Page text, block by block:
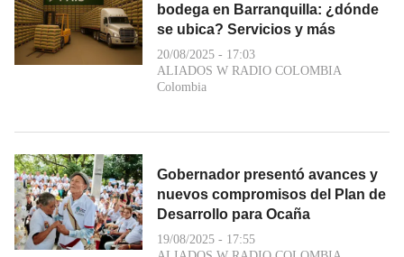
bodega en Barranquilla: ¿dónde
se ubica? Servicios y más
20/08/2025 - 17:03
ALIADOS W RADIO COLOMBIA
Colombia
Gobernador presentó avances y
nuevos compromisos del Plan de
Desarrollo para Ocaña
19/08/2025 - 17:55